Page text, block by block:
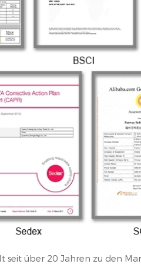
seit über 20 Jahren zu den